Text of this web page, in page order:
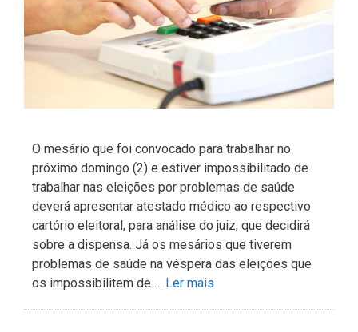
O mesário que foi convocado para trabalhar no
próximo domingo (2) e estiver impossibilitado de
trabalhar nas eleições por problemas de saúde
deverá apresentar atestado médico ao respectivo
cartório eleitoral, para análise do juiz, que decidirá
sobre a dispensa. Já os mesários que tiverem
problemas de saúde na véspera das eleições que
os impossibilitem de … Ler mais